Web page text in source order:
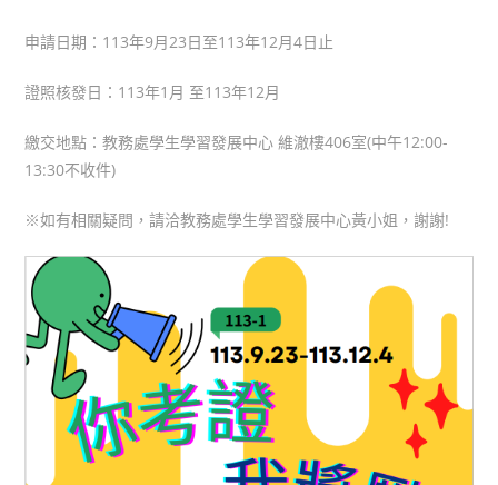
申請日期：113年9月23日至113年12月4日止
證照核發日：113年1月 至113年12月
繳交地點：教務處學生學習發展中心 維澈樓406室(中午12:00-
13:30不收件)
※如有相關疑問，請洽教務處學生學習發展中心黃小姐，謝謝!